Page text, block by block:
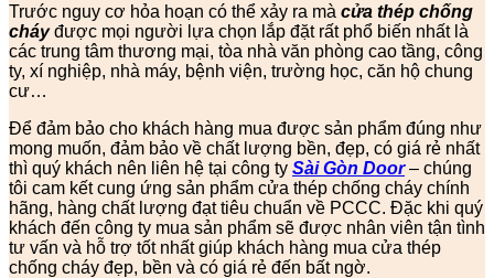
Trước nguy cơ hỏa hoạn có thể xảy ra mà cửa thép chống
cháy được mọi người lựa chọn lắp đặt rất phổ biến nhất là
các trung tâm thương mại, tòa nhà văn phòng cao tầng, công
ty, xí nghiệp, nhà máy, bệnh viện, trường học, căn hộ chung
cư…
Để đảm bảo cho khách hàng mua được sản phẩm đúng như
mong muốn, đảm bảo về chất lượng bền, đẹp, có giá rẻ nhất
thì quý khách nên liên hệ tại công ty Sài Gòn Door– chúng
tôi cam kết cung ứng sản phẩm cửa thép chống cháy chính
hãng, hàng chất lượng đạt tiêu chuẩn về PCCC. Đặc khi quý
khách đến công ty mua sản phẩm sẽ được nhân viên tận tình
tư vấn và hỗ trợ tốt nhất giúp khách hàng mua cửa thép
chống cháy đẹp, bền và có giá rẻ đến bất ngờ.